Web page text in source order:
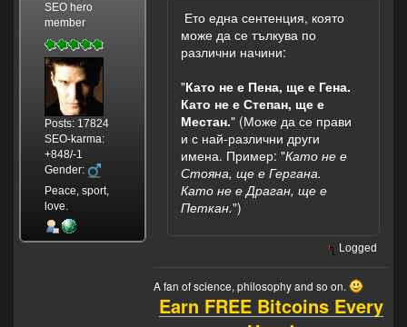
SEO hero
member
Posts: 17824
SEO-karma:
+848/-1
Gender:
Peace, sport,
love.
Ето една сентенция, която
може да се тълкува по
различни начини:
"Като не е Пена, ще е Гена.
Като не е Степан, ще е
Местан." (Може да се прави
и с най-различни други
имена. Пример: "Като не е
Стояна, ще е Гергана.
Като не е Драган, ще е
Петкан.")
Logged
A fan of science, philosophy and so on.
Earn FREE Bitcoins Every